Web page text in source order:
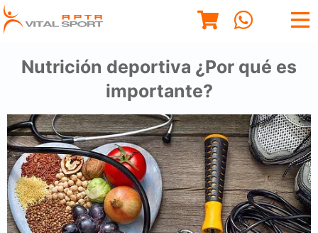
Nutrición deportiva ¿Por qué es
importante?